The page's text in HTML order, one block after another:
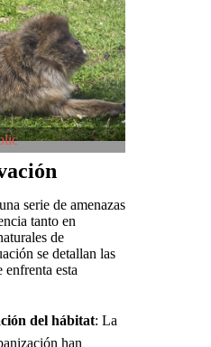
serie de amenazas
tanto en
de
se detallan las
enfrenta esta
del hábitat: La
han